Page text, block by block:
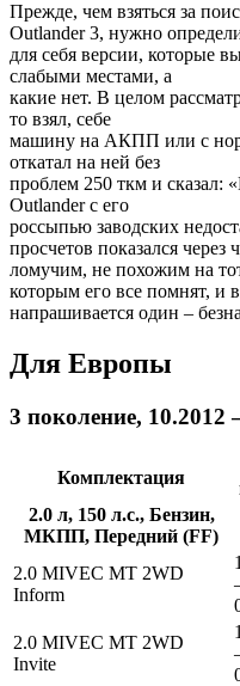
Прежде, чем взяться за
Outlander 3, нужно
для себя версии, которые
слабыми местами, а
какие нет. В целом
то взял, себе
машину на АКПП или с
откатал на ней без
проблем 250 ткм и сказал:
Outlander с его
россыпью заводских
просчетов показался через
ломучим, не похожим на
которым его все помнят, и
напрашивается один –
Для Европы
3 поколение,
Комплектация
2.0 л, 150 л.с., Бензин,
МКПП, Передний (FF)
2.0 MIVEC MT 2WD
Inform
2.0 MIVEC MT 2WD
Invite